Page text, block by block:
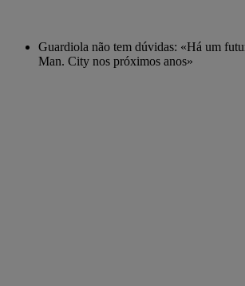
Guardiola não tem dúvidas: «Há um
Man. City nos próximos anos»